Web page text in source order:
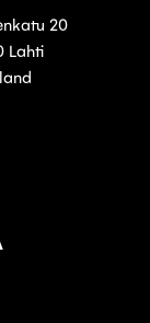
20
Lahti